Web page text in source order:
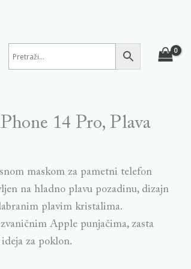
14 Pro, Plava
maskom za pametni telefon
na hladno plavu pozadinu, dizajn
plavim kristalima.
Apple punjačima, zasta
za poklon.